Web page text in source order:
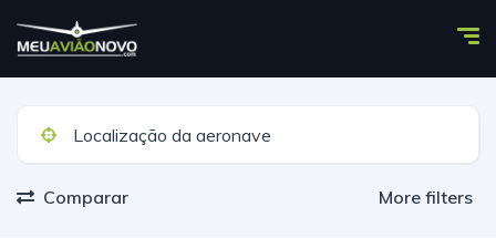
Comparar More filters